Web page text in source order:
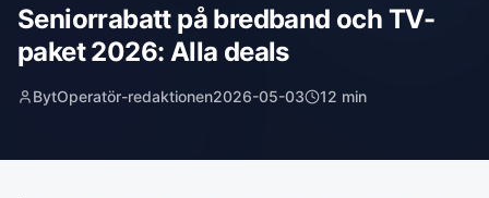
Seniorrabatt på bredband och TV-
paket 2026: Alla deals
BytOperatör-redaktionen2026-05-03 12 min